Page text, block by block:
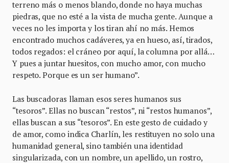
terreno más o menos blando, donde no haya muchas
piedras, que no esté a la vista de mucha gente. Aunque a
veces no les importa y los tiran ahí no más. Hemos
encontrado muchos cadáveres, ya en hueso, así, tirados,
todos regados: el cráneo por aquí, la columna por allá…
Y pues a juntar huesitos, con mucho amor, con mucho
respeto. Porque es un ser humano”.
Las buscadoras llaman esos seres humanos sus
“tesoros”. Ellas no buscan “restos”, ni “restos humanos”,
ellas buscan a sus “tesoros”. En este gesto de cuidado y
de amor, como indica Charlín, les restituyen no solo una
humanidad general, sino también una identidad
singularizada, con un nombre, un apellido, un rostro,